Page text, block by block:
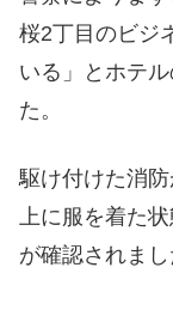
桜2丁目のビジ
いる」とホテ
た。
駆け付けた消
上に服を着た
が確認されまし